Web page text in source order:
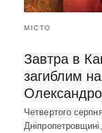
МІСТО
Завтра в
загиблим на
Четвертого